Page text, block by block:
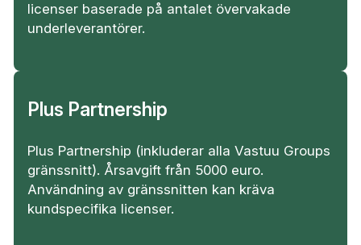
licenser baserade på antalet övervakade
underleverantörer.
Plus Partnership
Plus Partnership (inkluderar alla Vastuu Groups
gränssnitt). Årsavgift från 5000 euro.
Användning av gränssnitten kan kräva
kundspecifika licenser.